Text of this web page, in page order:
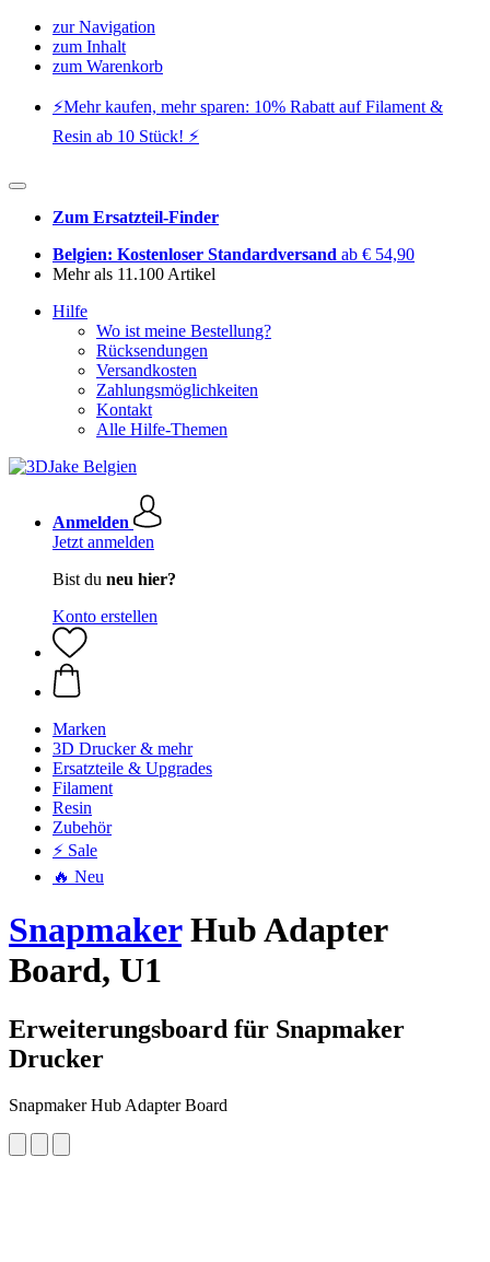
zur Navigation
zum Inhalt
zum Warenkorb
⚡️Mehr kaufen, mehr sparen: 10% Rabatt auf Filament &
Resin ab 10 Stück! ⚡️
Zum Ersatzteil-Finder
Belgien: Kostenloser Standardversand ab € 54,90
Mehr als 11.100 Artikel
Hilfe
Wo ist meine Bestellung?
Rücksendungen
Versandkosten
Zahlungsmöglichkeiten
Kontakt
Alle Hilfe-Themen
Anmelden
Jetzt anmelden
Bist du neu hier?
Konto erstellen
Marken
3D Drucker & mehr
Ersatzteile & Upgrades
Filament
Resin
Zubehör
⚡ Sale
🔥 Neu
SnapmakerHub Adapter
Board, U1
Erweiterungsboard für Snapmaker
Drucker
Snapmaker Hub Adapter Board